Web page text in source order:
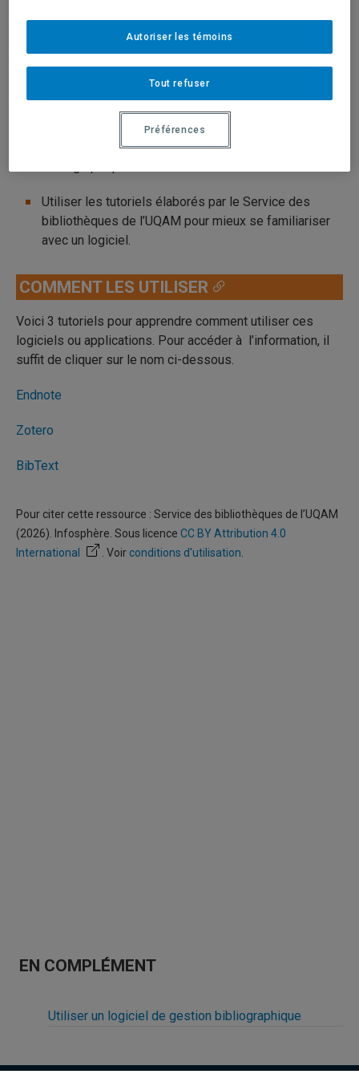
EN COMPLÉMENT
Utiliser un logiciel de gestion bibliographique
BibTeX.
Comprendre l’utilité des logiciels de gestion
Utiliser les tutoriels élaborés par le Service des
bibliothèques de l’UQAM pour mieux se familiariser
avec un logiciel.
COMMENT LES UTILISER
Voici 3 tutoriels pour apprendre comment utiliser ces
logiciels ou applications. Pour accéder à l’information, il
suffit de cliquer sur le nom ci-dessous.
Endnote
Zotero
BibText
Pour citer cette ressource : Service des bibliothèques de l’UQAM
(2026). Infosphère. Sous licence CC BY Attribution 4.0
International
. Voir conditions d'utilisation
Tout refuser
Autoriser les témoins
Préférences